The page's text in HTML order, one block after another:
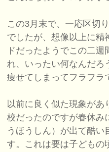
この3月末で、一応区切
でしたが、想像以上に精
ドだったようでこの二
れ、いったい何なんだろ
痩せてしまってフラフラ
以前に良く似た現象があ
校だったのですが春休み
うほうしん）が出て酷い
す。これは要は子どもの